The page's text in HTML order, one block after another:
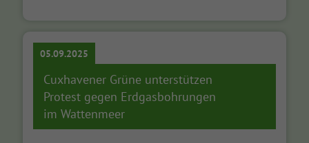
05.09.2025
Cuxhavener Grüne unterstützen
Protest gegen Erdgasbohrungen
im Wattenmeer